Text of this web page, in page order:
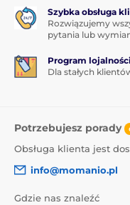
Szybka obsługa
Rozwiązujemy
pytania lub
Program
Dla stałych
Potrzebujesz porady
Obsługa klienta jest
info@momanio.pl
Gdzie nas znaleźć